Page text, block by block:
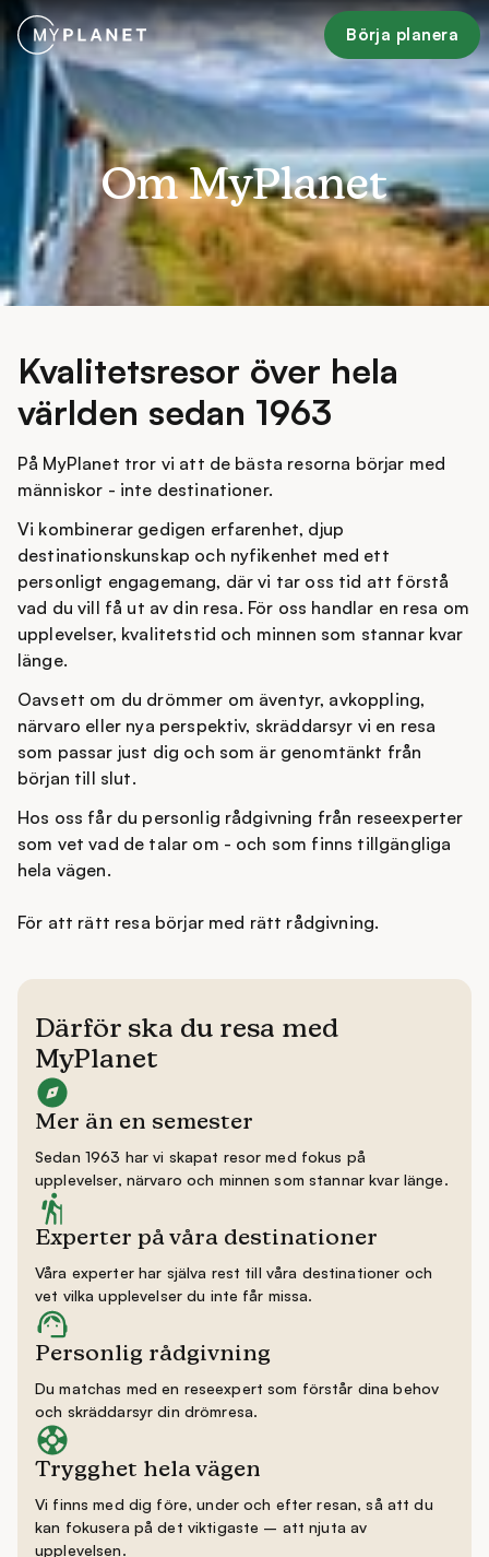
Börja planera
Om MyPlanet
Kvalitetsresor över hela
världen sedan 1963
På MyPlanet tror vi att de bästa resorna börjar med
människor - inte destinationer.
Vi kombinerar gedigen erfarenhet, djup
destinationskunskap och nyfikenhet med ett
personligt engagemang, där vi tar oss tid att förstå
vad du vill få ut av din resa. För oss handlar en resa om
upplevelser, kvalitetstid och minnen som stannar kvar
länge.
Oavsett om du drömmer om äventyr, avkoppling,
närvaro eller nya perspektiv, skräddarsyr vi en resa
som passar just dig och som är genomtänkt från
början till slut.
Hos oss får du personlig rådgivning från reseexperter
som vet vad de talar om - och som finns tillgängliga
hela vägen.
För att rätt resa börjar med rätt rådgivning.
Därför ska du resa med
MyPlanet
Mer än en semester
Sedan 1963 har vi skapat resor med fokus på
upplevelser, närvaro och minnen som stannar kvar länge.
Experter på våra destinationer
Våra experter har själva rest till våra destinationer och
vet vilka upplevelser du inte får missa.
Personlig rådgivning
Du matchas med en reseexpert som förstår dina behov
och skräddarsyr din drömresa.
Trygghet hela vägen
Vi finns med dig före, under och efter resan, så att du
kan fokusera på det viktigaste – att njuta av
upplevelsen.